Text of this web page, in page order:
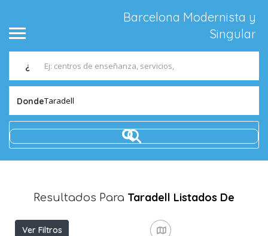
Barcelona Modernista y
Singular
¿
DondeTaradell
Resultados Para Taradell Listados De
Ver Filtros